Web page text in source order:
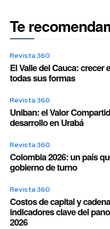
Te
Revista 360
El Valle del Cauca: crecer
todas sus formas
Revista 360
Uniban: el Valor
desarrollo en Urabá
Revista 360
Colombia 2026: un país
gobierno de turno
Revista 360
Costos de capital y
indicadores clave del
2026